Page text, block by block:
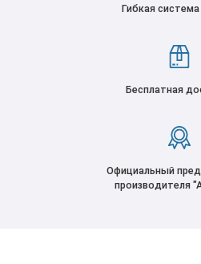
Гибкая
Бесплатная
Официальный
производителя